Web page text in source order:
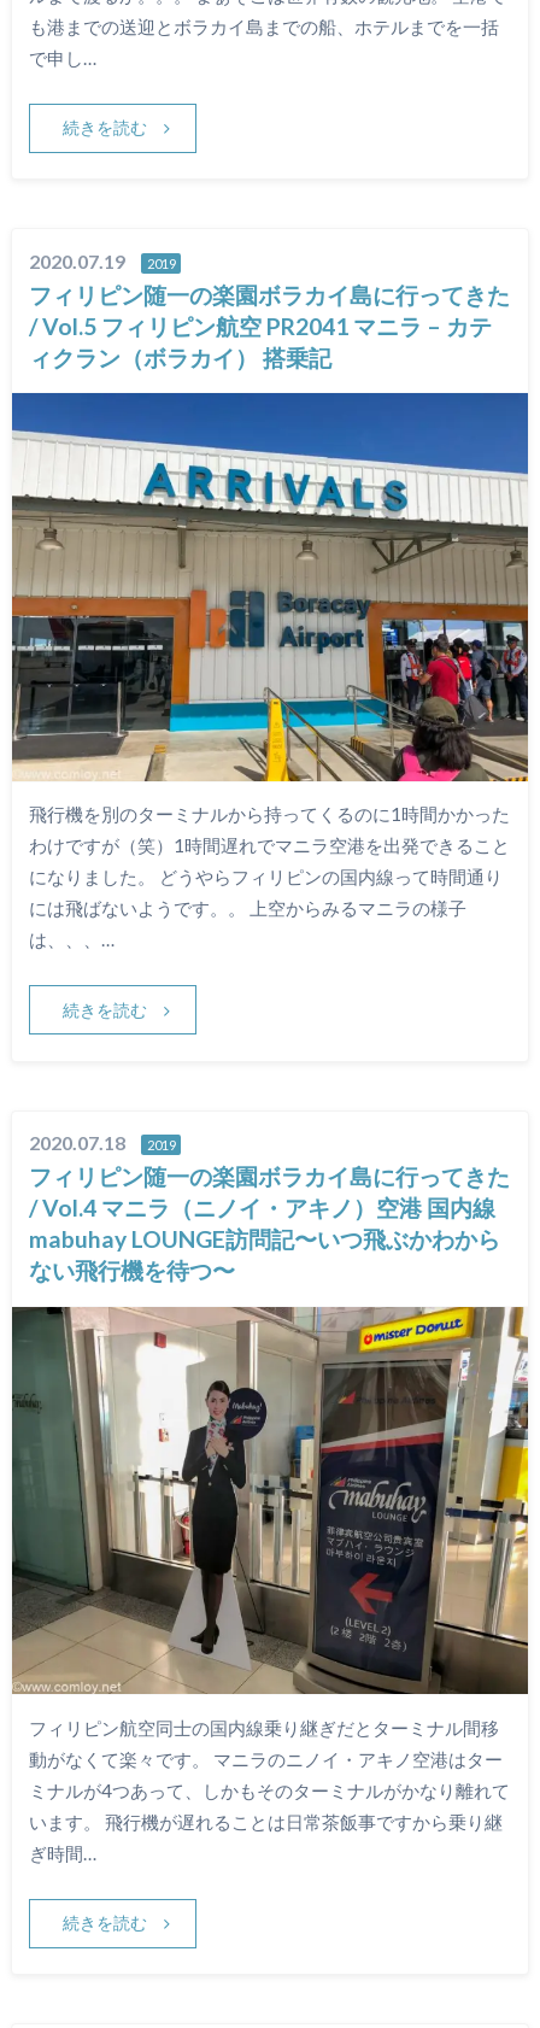
も港までの送迎とボラカイ島までの船、ホテルまでを一括
で申し…
続きを読む
2020.07.19 2019
フィリピン随一の楽園ボラカイ島に行ってきた
/ Vol.5 フィリピン航空 PR2041 マニラ – カテ
ィクラン（ボラカイ） 搭乗記
飛行機を別のターミナルから持ってくるのに1時間かかった
わけですが（笑）1時間遅れでマニラ空港を出発できること
になりました。 どうやらフィリピンの国内線って時間通り
には飛ばないようです。。 上空からみるマニラの様子
は、、、…
続きを読む
2020.07.18 2019
フィリピン随一の楽園ボラカイ島に行ってきた
/ Vol.4 マニラ（ニノイ・アキノ）空港 国内線
mabuhay LOUNGE訪問記〜いつ飛ぶかわから
ない飛行機を待つ〜
フィリピン航空同士の国内線乗り継ぎだとターミナル間移
動がなくて楽々です。 マニラのニノイ・アキノ空港はター
ミナルが4つあって、しかもそのターミナルがかなり離れて
います。 飛行機が遅れることは日常茶飯事ですから乗り継
ぎ時間…
続きを読む